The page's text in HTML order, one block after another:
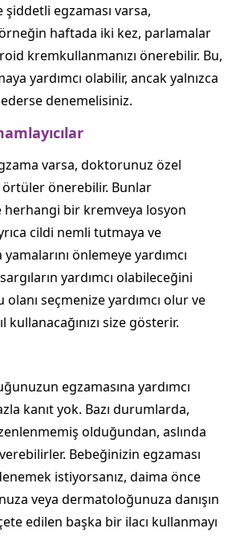
egzaması varsa,
haftada iki kez, parlamalar
krem ​​kullanmanızı önerebilir. Bu,
yardımcı olabilir, ancak yalnızca
denemelisiniz.
varsa, doktorunuz özel
örtüler önerebilir. Bunlar
bir krem ​​veya losyon
cildi nemli tutmaya ve
önlemeye yardımcı
yardımcı olabileceğini
seçmenize yardımcı olur ve
size gösterir.
egzamasına yardımcı
kanıt yok. Bazı durumlarda,
olduğundan, aslında
Bebeğinizin egzaması
istiyorsanız, daima önce
veya dermatoloğunuza danışın
edilen başka bir ilacı kullanmayı